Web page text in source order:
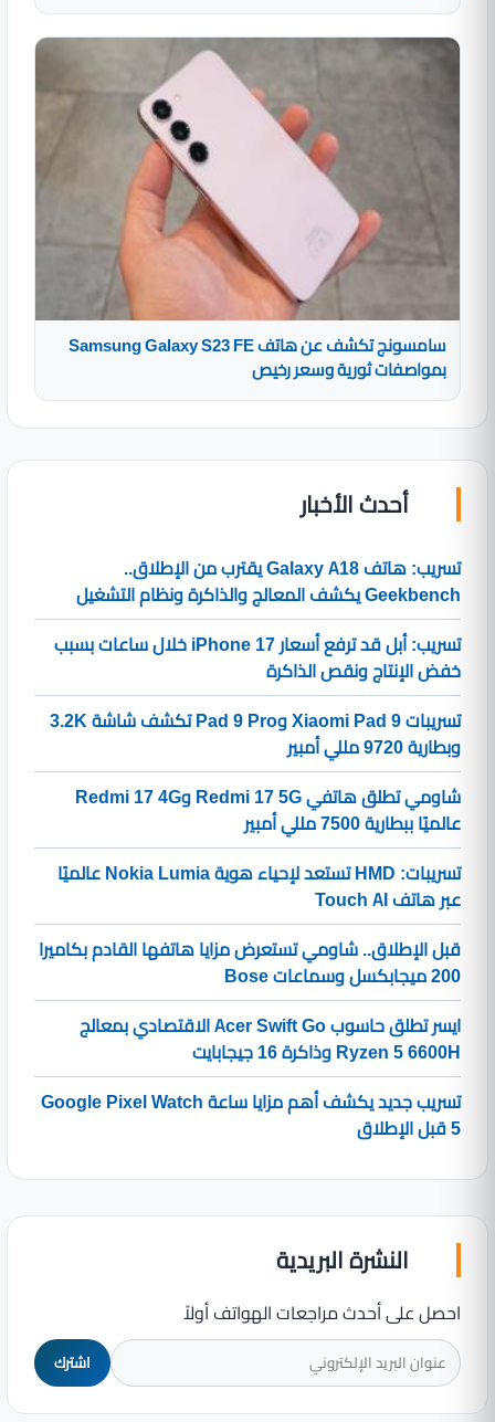
سامسونج تكشف عن هاتف Samsung Galaxy S23 FE
بمواصفات ثورية وسعر رخيص
أحدث الأخبار
تسريب: هاتف Galaxy A18 يقترب من الإطلاق..
Geekbench يكشف المعالج والذاكرة ونظام التشغيل
تسريب: أبل قد ترفع أسعار iPhone 17 خلال ساعات بسبب
خفض الإنتاج ونقص الذاكرة
تسريبات Xiaomi Pad 9 وPad 9 Pro تكشف شاشة 3.2K
وبطارية 9720 مللي أمبير
شاومي تطلق هاتفي Redmi 17 5G وRedmi 17 4G
عالميًا ببطارية 7500 مللي أمبير
تسريبات: HMD تستعد لإحياء هوية Nokia Lumia عالميًا
عبر هاتف Touch AI
قبل الإطلاق.. شاومي تستعرض مزايا هاتفها القادم بكاميرا
200 ميجابكسل وسماعات Bose
ايسر تطلق حاسوب Acer Swift Go الاقتصادي بمعالج
Ryzen 5 6600H وذاكرة 16 جيجابايت
تسريب جديد يكشف أهم مزايا ساعة Google Pixel Watch
5 قبل الإطلاق
النشرة البريدية
احصل على أحدث مراجعات الهواتف أولاً
اشترك